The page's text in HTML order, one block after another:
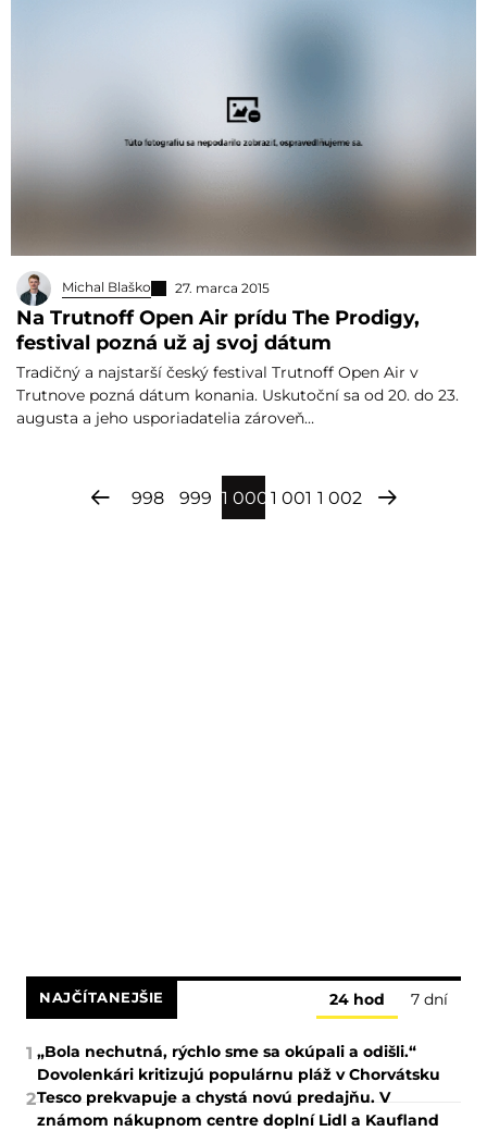
Michal Blaško 27. marca 2015
Na Trutnoff Open Air prídu The Prodigy,
festival pozná už aj svoj dátum
Tradičný a najstarší český festival Trutnoff Open Air v
Trutnove pozná dátum konania. Uskutoční sa od 20. do 23.
augusta a jeho usporiadatelia zároveň…
998 999 1 000 1 001 1 002
NAJČÍTANEJŠIE 24 hod 7 dní
1 „Bola nechutná, rýchlo sme sa okúpali a odišli.“
Dovolenkári kritizujú populárnu pláž v Chorvátsku
2Tesco prekvapuje a chystá novú predajňu. V
známom nákupnom centre doplní Lidl a Kaufland